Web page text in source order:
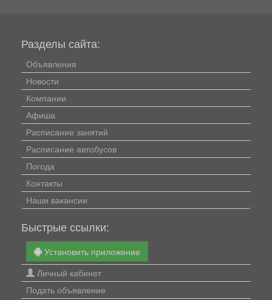
Разделы сайта:
Объявления
Новости
Компании
Афиша
Расписание занятий
Расписание автобусов
Погода
Контакты
Наши вакансии
Быстрые ссылки:
Установить приложение
Личный кабинет
Подать объявление